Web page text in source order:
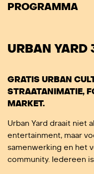
PROGRAMMA
URBAN YARD
GRATIS URBAN
STRAATANIMATIE,
MARKET.
Urban Yard draait niet
entertainment, maar
samenwerking en het
community. Iedereen